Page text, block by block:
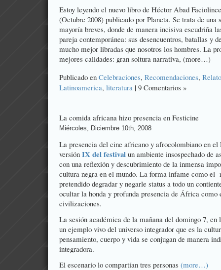
Estoy leyendo el nuevo libro de Héctor Abad
(Octubre 2008) publicado por Planeta. Se trata de una
mayoría breves, donde de manera incisiva escudriña
pareja contemporánea: sus desencuentros, batallas y
mucho mejor libradas que nosotros los hombres. La
mejores calidades: gran soltura narrativa, (more…)
Publicado en Celebraciones, Recomendaciones,
Latinoamerica, literatura | 9 Comentarios »
La comida africana hizo presencia en Festicine
Miércoles, Diciembre 10th, 2008
La presencia del cine africano y afrocolombiano en el
versión IX del festival un ambiente insospechado de
con una reflexión y descubrimiento de la inmensa
cultura negra en el mundo. La forma infame como el
pretendido degradar y negarle status a todo un
ocultar la honda y profunda presencia de África como
civilizaciones.
La sesión académica de la mañana del domingo 7, en
un ejemplo vivo del universo integrador que es la
pensamiento, cuerpo y vida se conjugan de manera
integradora.
El escenario lo compartían tres personas (more…)